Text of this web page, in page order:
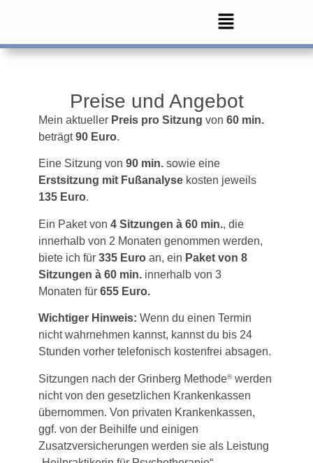
Preise und Angebot
Mein aktueller Preis pro Sitzung von 60 min.
beträgt90 Euro.
Eine Sitzung von 90 min. sowie eine
Erstsitzung mit Fußanalyse kosten jeweils
135 Euro.
Ein Paket von 4 Sitzungen à 60 min., die
innerhalb von 2 Monaten genommen werden,
biete ich für 335 Euro an, ein Paket von 8
Sitzungen à 60 min. innerhalb von 3
Monaten für 655 Euro.
Wichtiger Hinweis: Wenn du einen Termin
nicht wahrnehmen kannst, kannst du bis 24
Stunden vorher telefonisch kostenfrei absagen.
Sitzungen nach der Grinberg Methode®werden
nicht von den gesetzlichen Krankenkassen
übernommen. Von privaten Krankenkassen,
ggf. von der Beihilfe und einigen
Zusatzversicherungen werden sie als Leistung